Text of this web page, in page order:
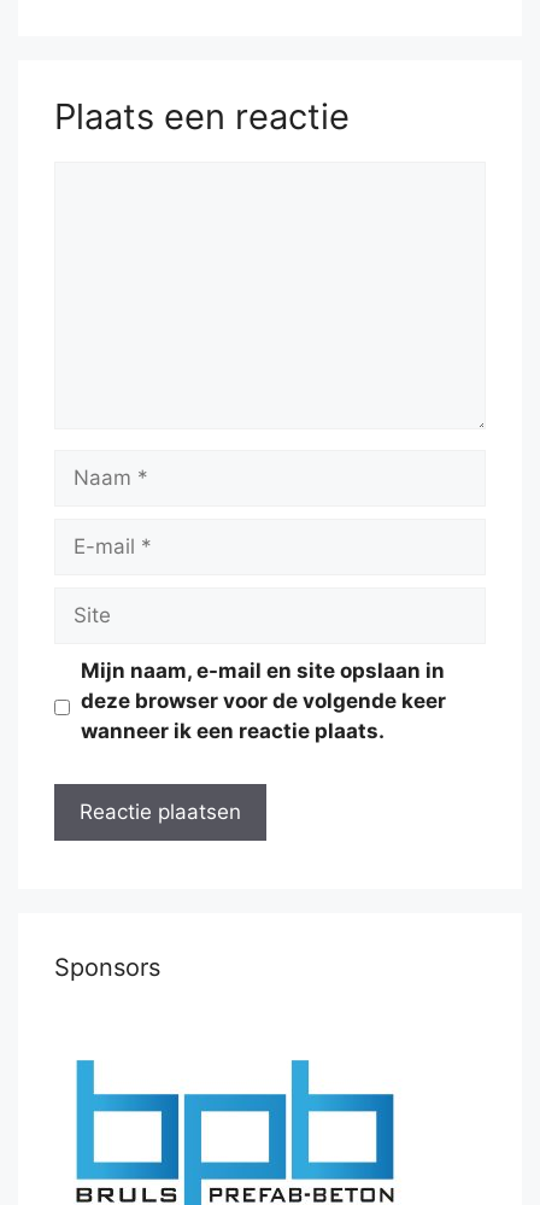
Plaats een reactie
Naam
Site
Mijn naam, e-mail en site opslaan in
deze browser voor de volgende keer
wanneer ik een reactie plaats.
Sponsors